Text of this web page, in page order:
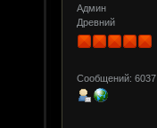
Админ
Древний
Сообщений: 6037